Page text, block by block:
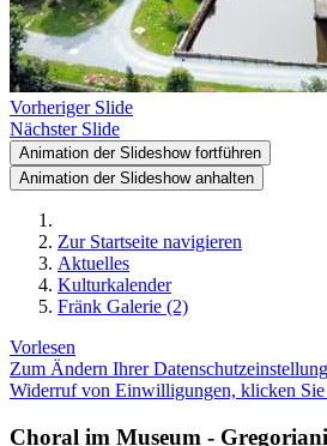
Vorheriger Slide
Nächster Slide
Animation der Slideshow fortführen
Animation der Slideshow anhalten
Zur Startseite navigieren
Aktuelles
Kulturkalender
Fränk Galerie (2)
Vorlesen
Zum Ändern Ihrer
Widerruf von Einwilligungen, klicken
Choral im Museum -